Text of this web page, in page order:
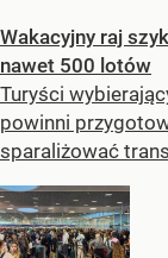
Wakacyjny raj
nawet 500 lotów
Turyści
powinni
sparaliżować